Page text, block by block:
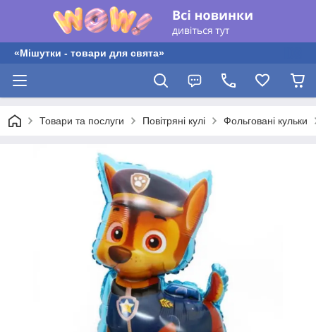
«Мішутки - товари для свята»
Товари та послуги Повітряні кулі Фольговані кульки